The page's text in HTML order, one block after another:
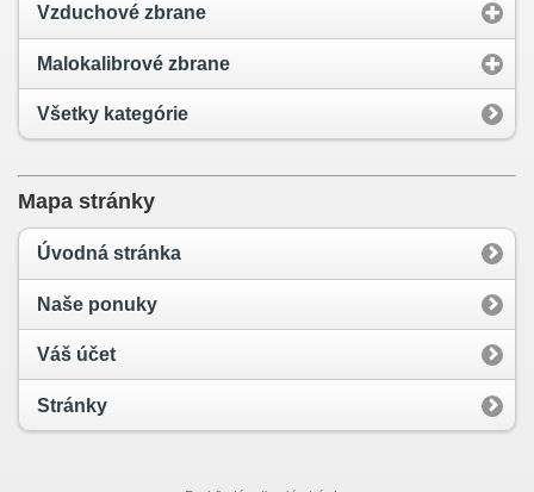
Vzduchové zbrane
Malokalibrové zbrane
Všetky kategórie
Mapa stránky
Úvodná stránka
Naše ponuky
Váš účet
Stránky